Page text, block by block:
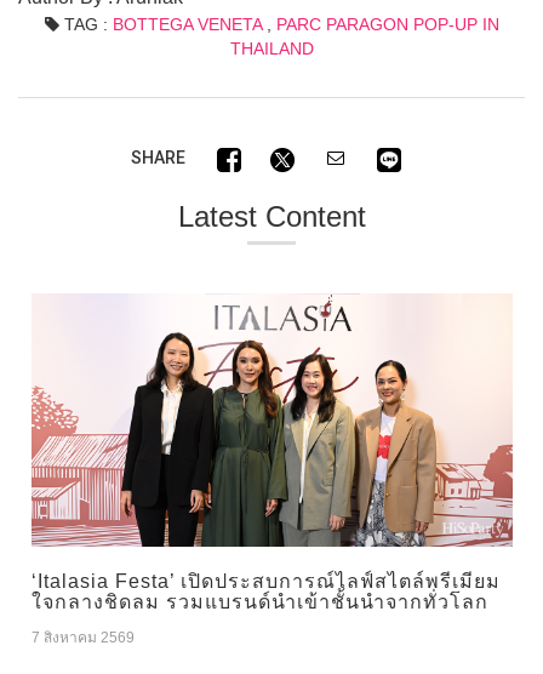
TAG : BOTTEGA VENETA, PARC PARAGON POP-UP IN
THAILAND
SHARE
Latest Content
‘Italasia Festa’ เปิดประสบการณ์ไลฟ์สไตล์พรีเมียม
ใจกลางชิดลม รวมแบรนด์นำเข้าชั้นนำจากทั่วโลก
7 สิงหาคม 2569